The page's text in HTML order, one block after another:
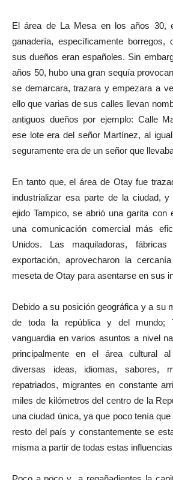
El área de La Mesa en los años 30,
ganadería, específicamente borregos,
sus dueños eran españoles. Sin
años 50, hubo una gran sequía
se demarcara, trazara y empezara a
ello que varias de sus calles llevan
antiguos dueños por ejemplo: Calle
ese lote era del señor Martínez, al
seguramente era de un señor que
En tanto que, el área de Otay fue
industrializar esa parte de la ciudad,
ejido Tampico, se abrió una garita
una comunicación comercial más
Unidos. Las maquiladoras,
exportación, aprovecharon la
meseta de Otay para asentarse en sus
Debido a su posición geográfica y a su
de toda la república y del mundo;
vanguardia en varios asuntos a nivel
principalmente en el área cultural
diversas ideas, idiomas, sabores,
repatriados, migrantes en constante
miles de kilómetros del centro de la
una ciudad única, ya que poco tenía
resto del país y constantemente se
misma a partir de todas estas